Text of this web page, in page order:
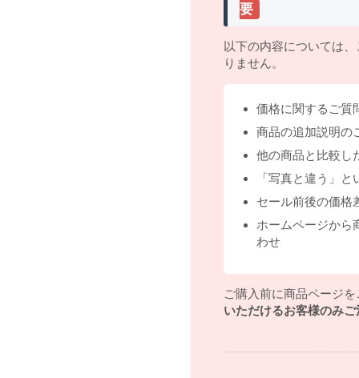
要
以下の内容については
りません。
価格に関するご質
商品の追加説明の
他の商品と比較し
「写真と違う」
セール前後の価格
ホームページから
わせ
ご購入前に商品ページ
いただけるお客様のみ